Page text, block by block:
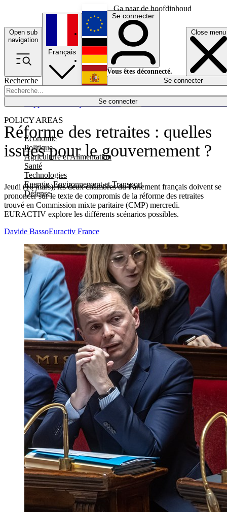
Ga naar de hoofdinhoud
Open sub
navigation
Close menu
Recherche
Se connecter
POLICY AREAS
Economie
Politique
Agriculture et Alimentation
Santé
Technologies
Energie, Environnement et Transport
Défense
Économie
Français
English
Deutsch
Español
Se connecter
Vous êtes déconnecté.
Se connecter
Réforme des retraites : quelles
issues pour le gouvernement ?
Jeudi (16 mars), les deux chambres du Parlement français doivent se
prononcer sur le texte de compromis de la réforme des retraites
trouvé en Commission mixte paritaire (CMP) mercredi.
EURACTIV explore les différents scénarios possibles.
Davide BassoEuractiv France